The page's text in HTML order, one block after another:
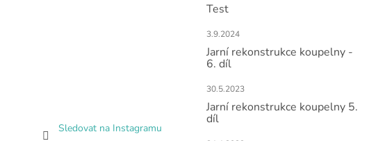
Sledovat na Instagramu
Test
3.9.2024
Jarní rekonstrukce koupelny -
6. díl
30.5.2023
Jarní rekonstrukce koupelny 5.
díl